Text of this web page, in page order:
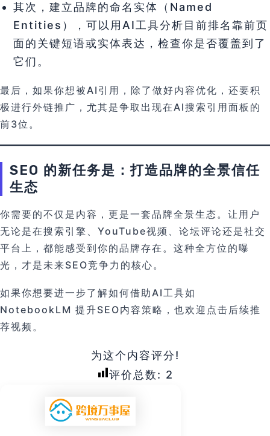
其次，建立品牌的命名实体（Named
Entities），可以用AI工具分析目前排名靠前页
面的关键短语或实体表达，检查你是否覆盖到了
它们。
最后，如果你想被AI引用，除了做好内容优化，还要积
极进行外链推广，尤其是争取出现在AI搜索引用面板的
前3位。
SEO 的新任务是：打造品牌的全景信任
生态
你需要的不仅是内容，更是一套品牌全景生态。让用户
无论是在搜索引擎、YouTube视频、论坛评论还是社交
平台上，都能感受到你的品牌存在。这种全方位的曝
光，才是未来SEO竞争力的核心。
如果你想要进一步了解如何借助AI工具如
NotebookLM 提升SEO内容策略，也欢迎点击后续推
荐视频。
为这个内容评分!
评价总数: 2